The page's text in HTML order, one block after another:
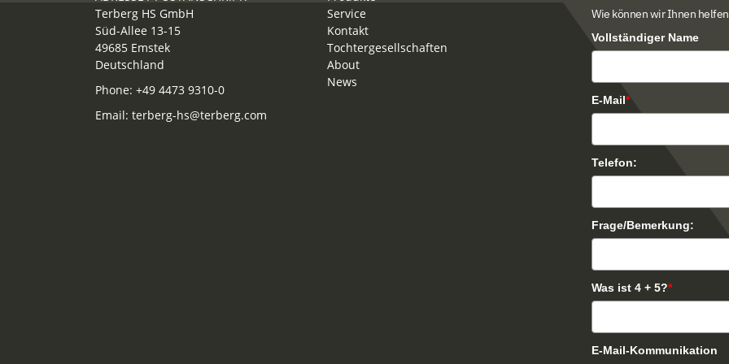
Terberg HS GmbH
Süd-Allee 13-15
49685 Emstek
Deutschland
Phone: +49 4473 9310-0
Email: terberg-hs@terberg.com
Service
Kontakt
Tochtergesellschaften
About
News
Wie können wir Ihnen
Vollständiger Name
E-Mail*
Telefon:
Frage/Bemerkung:
Was ist 4 + 5?*
E-Mail-Kommunikation